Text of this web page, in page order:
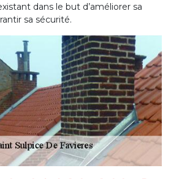
dans le but d’améliorer sa
sa sécurité.